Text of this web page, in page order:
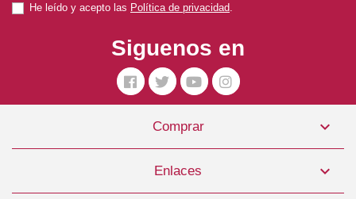
He leído y acepto las Política de privacidad
Siguenos en
Comprar 
Enlaces 